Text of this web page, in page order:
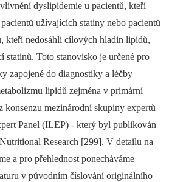
dyslipidemie u pacientů, kteří
užívajících statiny nebo pacientů
kteří nedosáhli cílových hladin lipidů,
statinů. Toto stanovisko je určené pro
zapojené do diagnostiky a léčby
lipidů zejména v primární
konsenzu mezinárodní skupiny expertů
Panel (ILEP) -⁠ který byl publikován
Research [299]. V detailu na
a pro přehlednost ponecháváme
v původním číslování originálního